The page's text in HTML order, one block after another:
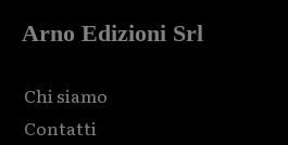
Arno Edizioni Srl
Chi siamo
Contatti